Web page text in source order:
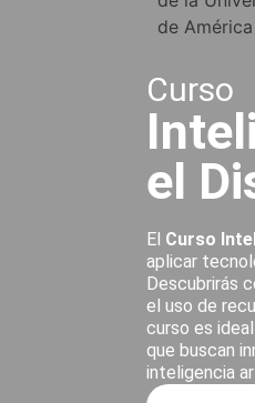
Curso
el
El Curso
aplicar
Descubrirás
el uso de
curso es
que buscan
inteligencia